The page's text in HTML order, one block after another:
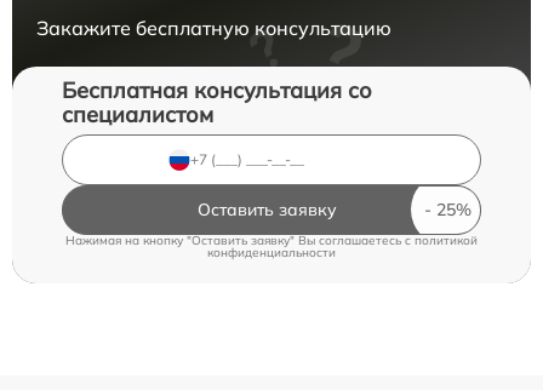
Закажите бесплатную консультацию
Бесплатная консультация со
специалистом
Оставить заявку
Нажимая на кнопку "Оставить заявку" Вы соглашаетесь cполитикой
конфиденциальности